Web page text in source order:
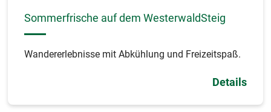
Sommerfrische auf dem WesterwaldSteig
Wandererlebnisse mit Abkühlung und Freizeitspaß.
Details